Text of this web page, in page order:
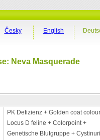
English
Česky
Neva Masquerade
PK Defizienz + Golden coat
Locus D feline + Colorpoint +
Genetische Blutgruppe +